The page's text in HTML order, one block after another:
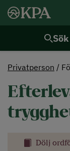
Sök
Privatperson
Dölj